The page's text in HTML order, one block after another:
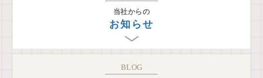
当社からの
お知らせ
BLOG